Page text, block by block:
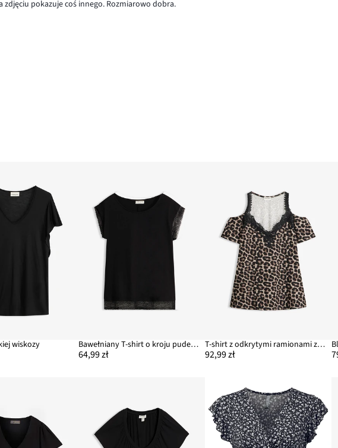
pokazuje coś innego. Rozmiarowo dobra.
wiskozy Bawełniany T-shirt o kroju pudełkowym
64,99 zł
T-shirt z odkrytymi ramionami z koronką
92,99 zł